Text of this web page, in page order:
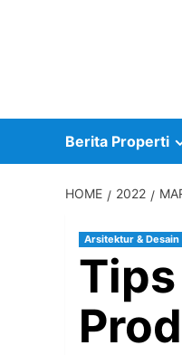
Berita Properti
HOME 2022
Arsitektur & Desain